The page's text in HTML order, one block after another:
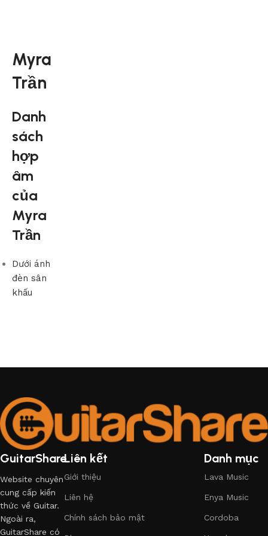
Myra
Trần
Danh
sách
hợp
âm
của
Myra
Trần
Dưới ánh
đèn sân
khấu
GuitarShare
Website chuyên
cung cấp kiến
thức về Guitar.
Ngoài ra,
GuitarShare có
Liên kết
Giới thiệu
Liên hệ
Chính sách bảo mật
Danh mục
Lava Music
Enya Music
Cordoba